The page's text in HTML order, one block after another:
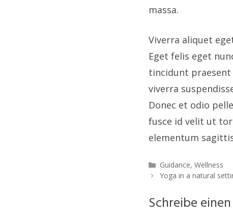
massa.
Viverra aliquet
Eget felis eget
tincidunt
viverra
Donec et odio
fusce id velit ut
elementum
Kategorien
Guidance,Wellness
Yoga in a natural
Schreibe